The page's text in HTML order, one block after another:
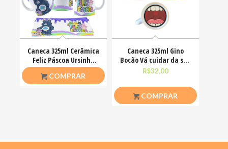
Caneca 325ml Cerâmica
Feliz Páscoa Ursinho
Carinhosos
COMPRAR
Caneca 325ml Gino
Bocão Vá cuidar da sua
vidinha Engraçadas
R$32,00
COMPRAR